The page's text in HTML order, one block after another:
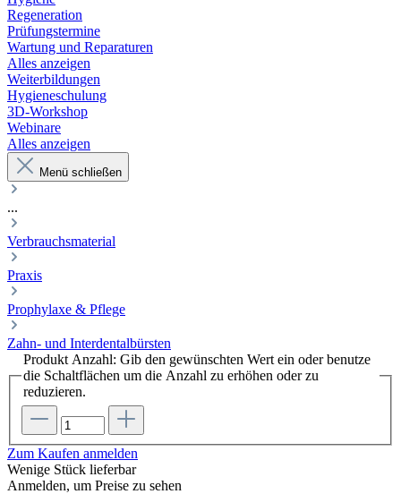
Regeneration
Prüfungstermine
Wartung und Reparaturen
Alles anzeigen
Weiterbildungen
Hygieneschulung
3D-Workshop
Webinare
Alles anzeigen
Menü schließen
...
Verbrauchsmaterial
Praxis
Prophylaxe & Pflege
Zahn- und Interdentalbürsten
Produkt Anzahl: Gib den gewünschten Wert ein oder benutze
die Schaltflächen um die Anzahl zu erhöhen oder zu
reduzieren.
Zum Kaufen anmelden
Wenige Stück lieferbar
Anmelden, um Preise zu sehen